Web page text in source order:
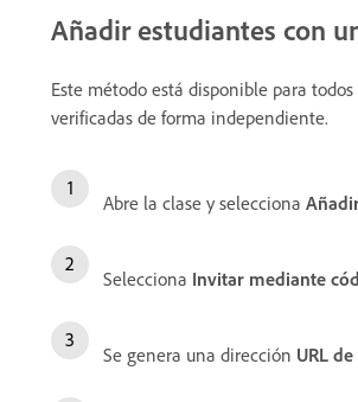
Añadir estudiantes con
Este método está disponible para
verificadas de forma independiente.
Abre la clase y selecciona
Selecciona Invitar mediante
Se genera una dirección URL